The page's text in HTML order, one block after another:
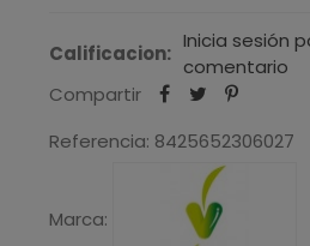
Calificacion:
Inicia sesión
comentario
Compartir
Referencia: 8425652306027
Marca: